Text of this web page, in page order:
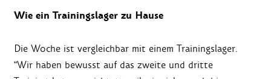
Wie ein Trainingslager zu Hause
Die Woche ist vergleichbar mit einem Trainingslager.
"Wir haben bewusst auf das zweite und dritte